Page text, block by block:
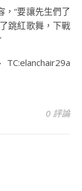
，“要讓先生們了
跳紅歌舞，下戰
TC:elanchair29a
0 評論